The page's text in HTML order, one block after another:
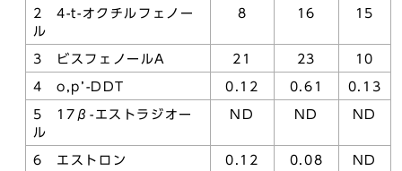
2 4-t-オクチルフェノー
ル
8 16 15
3 ビスフェノールA 21 23 10
4 o,p’-DDT 0.12 0.61 0.13
5 17β-エストラジオー
ル
ND ND ND
6 エストロン 0.12 0.08 ND